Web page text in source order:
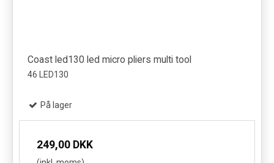
Coast led130 led micro pliers multi tool
46 LED130
På lager
249,00 DKK